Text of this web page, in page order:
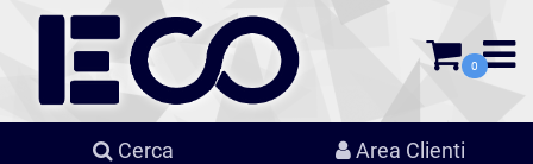
0
Cerca Area Clienti